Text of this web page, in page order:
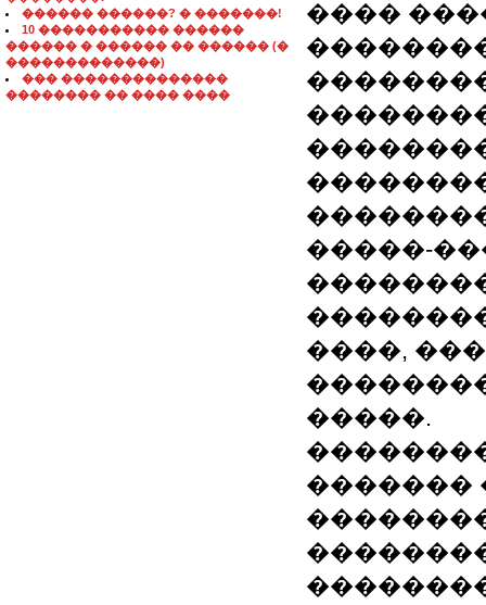
������ ������? � �������!
10 ����������� ������
������ � ������ �� ������ (�
�������������)
��� ��������������
�������� �� ���� ����
����
�����-
����,
�����.
�������